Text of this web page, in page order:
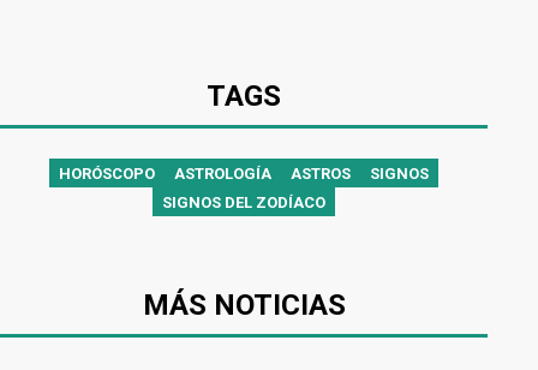
TAGS
HORÓSCOPO ASTROLOGÍA ASTROS
SIGNOS
SIGNOS DEL ZODÍACO
MÁS NOTICIAS